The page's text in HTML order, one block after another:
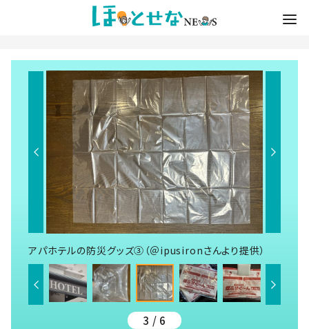
アパホテルの防災グッズ③（＠ipusironさんより提供）
3 / 6